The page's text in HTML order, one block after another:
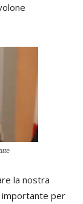
la nostra
importante per